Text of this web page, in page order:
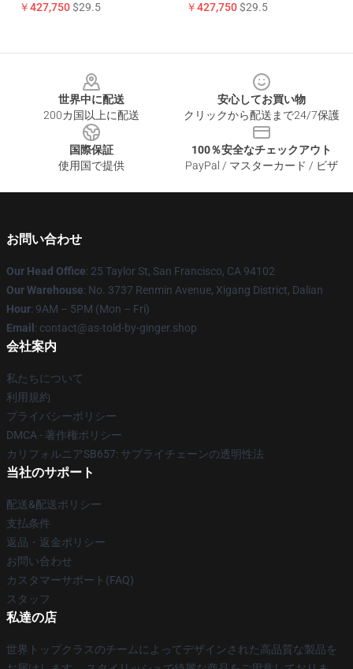
￥427,750$29.5 ￥427,750$29.5
世界中に配送
200カ国以上に配送
安心してお買い物
クリックから配送まで24/7保護
国際保証
使用国で提供
100％安全なチェックアウト
PayPal / マスターカード / ビザ
お問い合わせ
Our Head Office: 25 Taylor St, San Francisco, CA 94102
Our Warehouse: No. 3737 Renmin Avenue, Xigang District, Dalian
Hour: 9AM – 5PM (Mon – Fri)
Email : contact@as-told-by-ginger.shop
会社案内
私たちについて
利用規約
プライバシーポリシー
DMCA - 著作権ポリシー
カリフォルニアSB657: サプライチェーンの透明性法
当社のサポート
配送&配送ポリシー
支払条件
返品・返金ポリシー
お問い合わせ
カスタマーサポート(FAQ)
スタッフ
私達の店
世界トップクラスのチームによってデザインされた高品質な製品を